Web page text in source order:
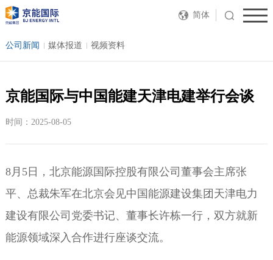
简体
公司新闻 媒体报道 视频资料
京能国际与中国能建天津电建举行会谈
时间：2025-08-05
8月5日，北京能源国际控股有限公司董事会主席张
平、总裁朱军在北京会见中国能源建设集团天津电力
建设有限公司党委书记、董事长许栋一行，双方就新
能源领域深入合作进行座谈交流。